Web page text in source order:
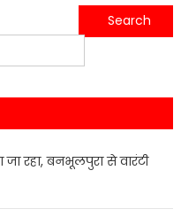
तेज़ी से अपना कार्य करते हुए पुलिस ने चीला शक्ति नहर से बरामद किया अंकिता का शव…
रहा, बनभूलपुरा से वारंटी